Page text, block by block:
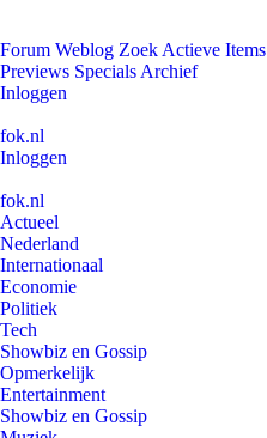
Forum Weblog Zoek Actieve Items
Previews Specials Archief
Inloggen
fok.nl
Inloggen
fok.nl
Actueel
Nederland
Internationaal
Economie
Politiek
Tech
Showbiz en Gossip
Opmerkelijk
Entertainment
Showbiz en Gossip